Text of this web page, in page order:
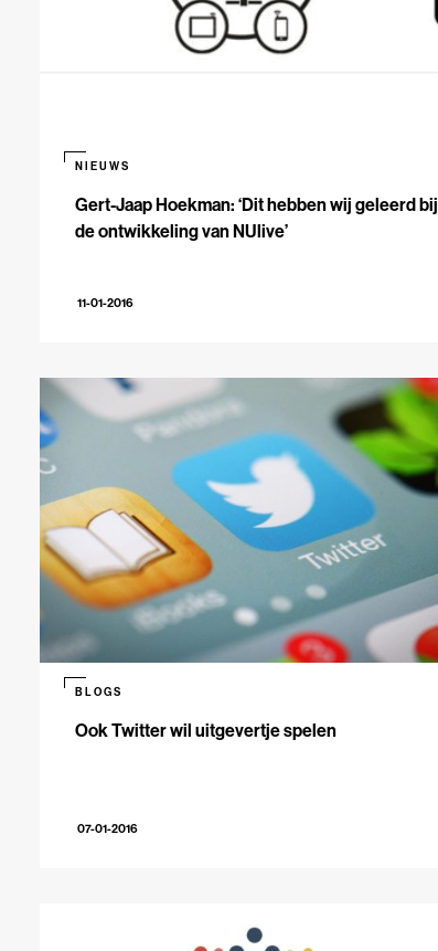
Gert-Jaap Hoekman: ‘Dit hebben wij geleerd bij
de ontwikkeling van NUlive’
NIEUWS
11-01-2016
Ook Twitter wil uitgevertje spelen
BLOGS
07-01-2016